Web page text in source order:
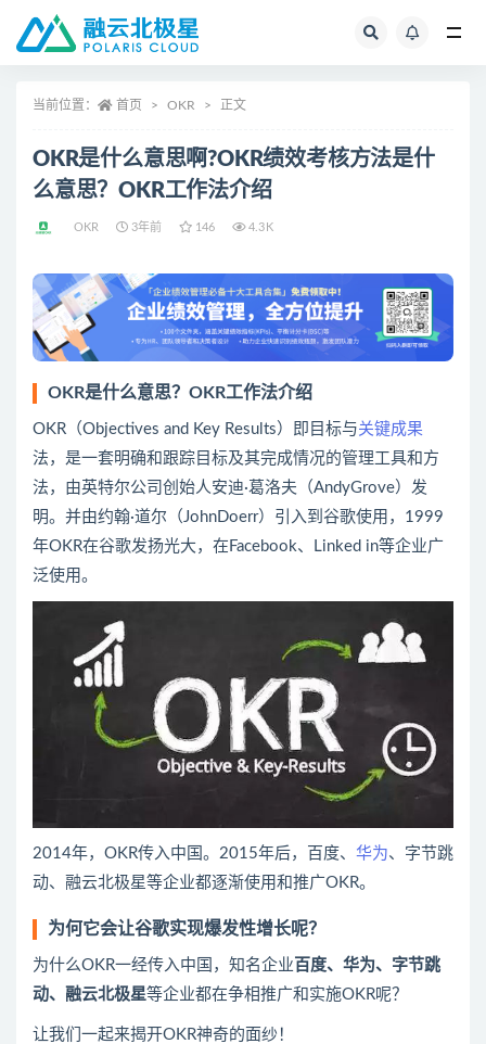
当前位置： 首页 OKR 正文
OKR是什么意思啊?OKR绩效考核方法是什
么意思？OKR工作法介绍
OKR 3年前 146 4.3K
OKR是什么意思？ OKR工作法介绍
OKR（Objectives and Key Results）即目标与关键成果
法，是一套明确和跟踪目标及其完成情况的管理工具和方
法，由英特尔公司创始人安迪·葛洛夫（AndyGrove）发
明。并由约翰·道尔（JohnDoerr）引入到谷歌使用，1999
年OKR在谷歌发扬光大，在Facebook、Linked in等企业广
泛使用。
2014年，OKR传入中国。2015年后，百度、 华为、字节跳
动、融云北极星等企业都逐渐使用和推广OKR。
为何它会让谷歌实现爆发性增长呢？
为什么OKR一经传入中国，知名企业 百度、 华为、字节跳
动、 融云北极星等企业都在争相推广和实施OKR呢？
让我们一起来揭开OKR神奇的面纱！